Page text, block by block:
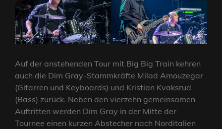
Auf der anstehenden Tour mit Big Big Train kehren
auch die Dim Gray-Stammkräfte Milad Amouzegar
(Gitarren und Keyboards) und Kristian Kvaksrud
(Bass) zurück. Neben den vierzehn gemeinsamen
Auftritten werden Dim Gray in der Mitte der
Tournee einen kurzen Abstecher nach Norditalien